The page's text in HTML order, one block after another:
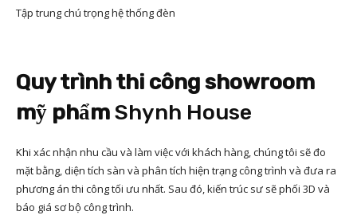
Tập trung chú trọng hệ thống đèn
Quy trình thi công showroom
mỹ phẩmShynh House
Khi xác nhận nhu cầu và làm việc với khách hàng, chúng tôi sẽ đo
mặt bằng, diện tích sàn và phân tích hiện trạng công trình và đưa ra
phương án thi công tối ưu nhất. Sau đó, kiến trúc sư sẽ phối 3D và
báo giá sơ bộ công trình.